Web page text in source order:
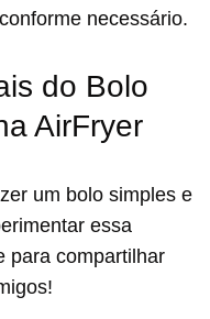
necessário.
do Bolo
AirFryer
um bolo simples e
essa
para compartilhar